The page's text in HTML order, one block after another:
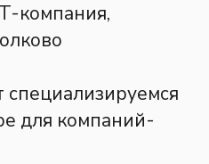
компания,
специализируемся
для компаний-